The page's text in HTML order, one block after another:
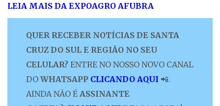
LEIA MAIS DA EXPOAGRO AFUBRA
QUER RECEBER NOTÍCIAS DE SANTA
CRUZ DO SUL E REGIÃO NO SEU
CELULAR? ENTRE NO NOSSO NOVO CANAL
DO WHATSAPP CLICANDO AQUI 📲.
AINDA NÃO É ASSINANTE